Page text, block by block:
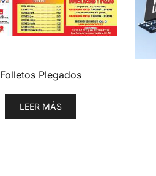
Folletos Plegados
LEER MÁS